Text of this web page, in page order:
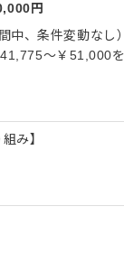
円
中、条件変動なし）
～￥51,000
み】